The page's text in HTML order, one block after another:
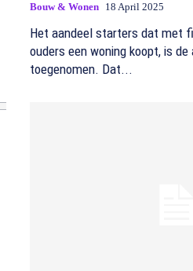
Bouw & Wonen 18 April 2025
Het aandeel starters dat met
ouders een woning koopt, is
toegenomen. Dat...